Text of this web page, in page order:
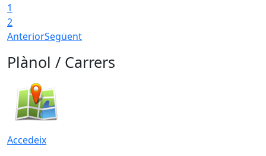
1
2
AnteriorSegüent
Plànol / Carrers
Accedeix